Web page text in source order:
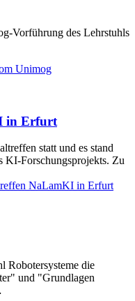
Vorführung des Lehrstuhls
Unimog
in Erfurt
statt und es stand
KI-Forschungsprojekts. Zu
NaLamKI in Erfurt
Robotersysteme die
und "Grundlagen